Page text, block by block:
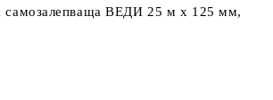
с вас в рамките на работния ден. Крайната
самозалепваща ВЕДИ 25 м х 125 мм,